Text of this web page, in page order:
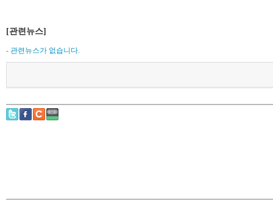
[관련뉴스]
- 관련뉴스가 없습니다.